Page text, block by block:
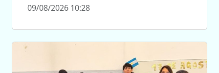
09/08/2026 10:28